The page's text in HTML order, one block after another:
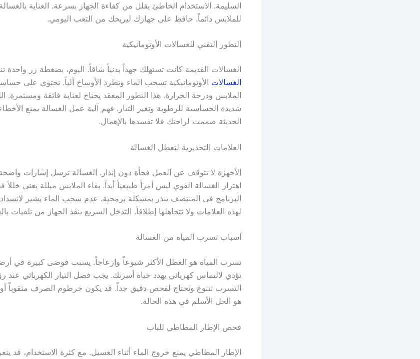
السليمة. الاستخدام الخاطئ يقلل من كفاءة الجهاز بسرعة. العناية
للملابس دائماً. حافظ على جهازك ليريحك من التعب اليومي.
التطور التقني للغسالات الأوتوماتيكية
الغسالات القديمة كانت تستهلك جهداً بدنياً شاقاً. اليوم، بضغطة زر واحدة
الغسالات الأوتوماتيكية تسحب الماء وتطرد الأوساخ آلياً. تحتوي على
الملابس ودرجة الحرارة. هذا التطور المعقد يحتاج لعناية فائقة ومستمرة.
شديدة الحساسية للرطوبة وتغير التيار. فهم آلية عمل الغسالة يمنع الأخطاء
الحديثة صممت لراحتك فلا تفسدها بالإهمال.
العلامات التحذيرية لتعطل الغسالة
الأجهزة لا تتوقف عن العمل فجأة دون إنذار. الغسالة ترسل إشارات
اهتزاز الغسالة القوي ليس أمراً طبيعياً أبداً. بقاء الملابس مبللة يعني
البرنامج في المنتصف ينذر بمشكلة برمجية. عدم سحب الماء يشير
لهذه العلامات ولا تتجاهلها إطلاقاً. التدخل السريع ينقذ الجهاز من تلفيات
أسباب تسرب المياه من الغسالة
تسرب المياه هو العطل الأكثر شيوعاً وإزعاجاً. يسبب فوضى كبيرة في
يؤدي لالتماس كهربائي يهدد حياة أسرتك. يجب فصل التيار الكهربائي
التسرب تتنوع وتحتاج لفحص دقيق جداً. قد يكون خرطوم الصرف مثقوباً أو
هو الحل الأسلم في هذه الحالة.
فحص الإطار المطاطي للباب
الإطار المطاطي يمنع خروج الماء أثناء الغسيل. مع كثرة الاستخدام، قد